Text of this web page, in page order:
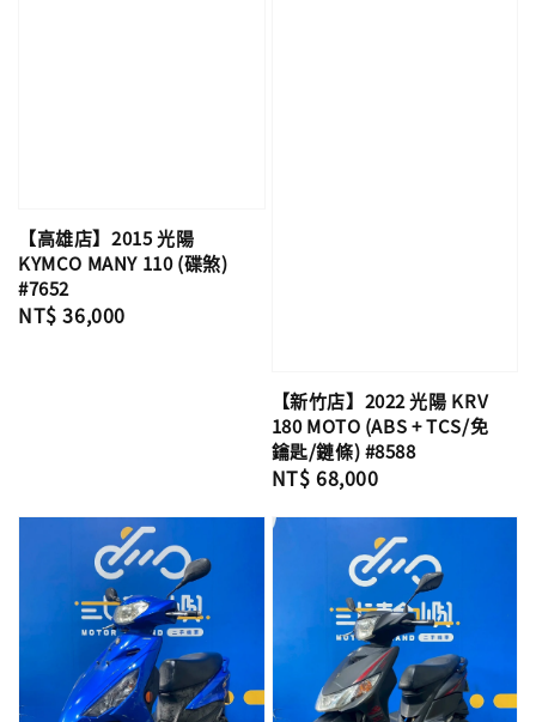
【高雄店】2015 光陽
KYMCO MANY 110 (碟煞)
#7652
Regular
NT$ 36,000
【新竹店】2022 光陽 KRV
180 MOTO (ABS + TCS/免
鑰匙/鏈條) #8588
Regular
NT$ 68,000